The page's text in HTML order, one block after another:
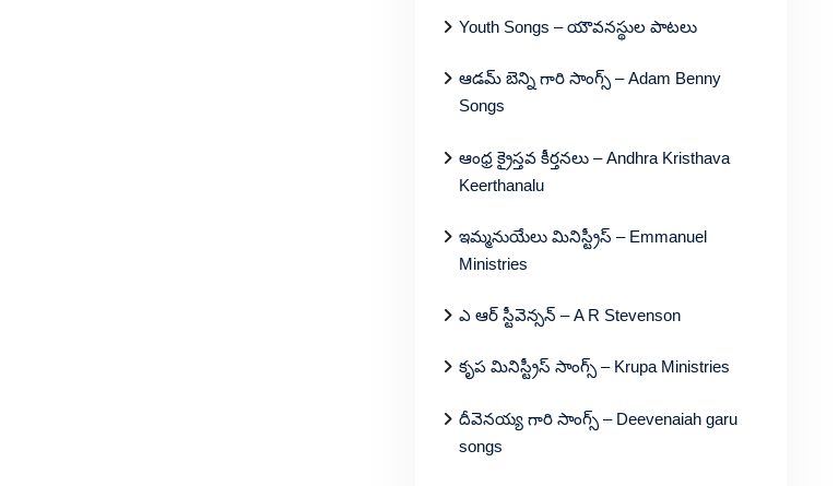
Youth Songs – యౌవనస్థుల పాటలు
ఆడమ్ బెన్ని గారి సాంగ్స్ – Adam Benny
Songs
ఆంధ్ర క్రైస్తవ కీర్తనలు – Andhra Kristhava
Keerthanalu
ఇమ్మనుయేలు మినిస్ట్రీస్ – Emmanuel
Ministries
ఎ ఆర్ స్టీవెన్సన్ – A R Stevenson
కృప మినిస్ట్రీస్ సాంగ్స్ – Krupa Ministries
దీవెనయ్య గారి సాంగ్స్ – Deevenaiah garu
songs